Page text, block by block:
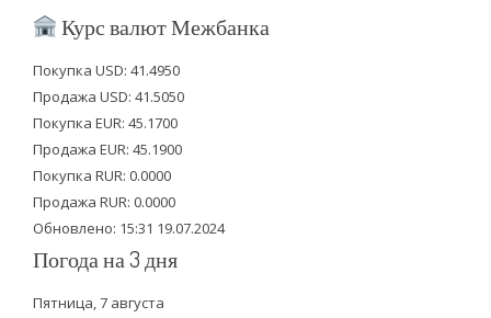
i
t
e
r
c
b
o
o
k
u
u
b
e
Курс валют Межбанка
Покупка USD: 41.4950
Продажа USD: 41.5050
Покупка EUR: 45.1700
Продажа EUR: 45.1900
Покупка RUR: 0.0000
Продажа RUR: 0.0000
Обновлено: 15:31 19.07.2024
Погода на 3 дня
Пятница, 7 августа